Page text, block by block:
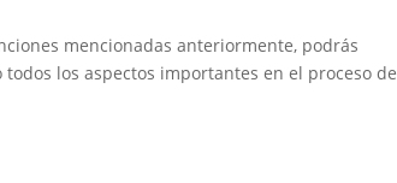
mencionadas anteriormente, podrás
los aspectos importantes en el proceso de